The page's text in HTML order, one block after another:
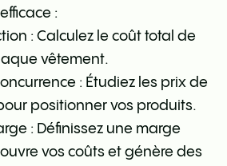
:
: Calculez le coût total de
vêtement.
: Étudiez les prix de
positionner vos produits.
: Définissez une marge
vos coûts et génère des